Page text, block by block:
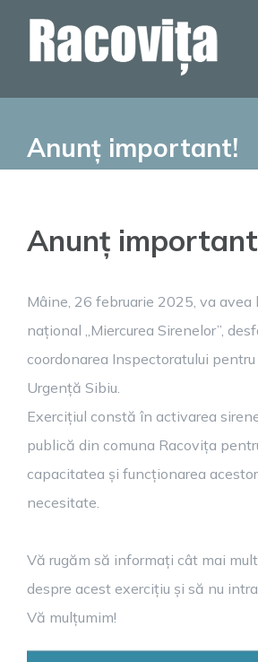
Anunț important!
Anunț
Mâine, 26 februarie 2025, va avea
național „Miercurea Sirenelor”,
coordonarea Inspectoratului
Urgență Sibiu.
Exercițiul constă în activarea
publică din comuna Racovița
capacitatea și funcționarea
necesitate.
Vă rugăm să informați cât mai
despre acest exercițiu și să nu
Vă mulțumim!